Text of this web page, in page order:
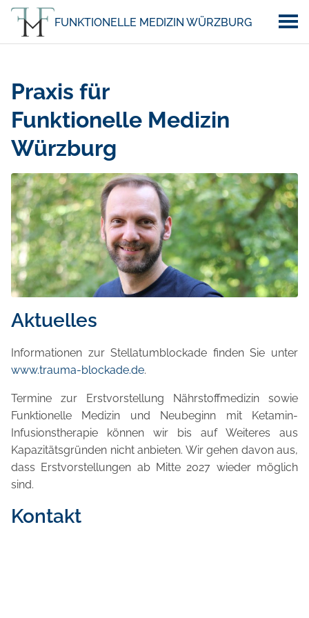
FUNKTIONELLE MEDIZIN WÜRZBURG
Praxis für
Funktionelle Medizin
Würzburg
Aktuelles
Informationen zur Stellatumblockade finden Sie unter
www.trauma-blockade.de.
Termine zur Erstvorstellung Nährstoffmedizin sowie
Funktionelle Medizin und Neubeginn mit Ketamin-
Infusionstherapie können wir bis auf Weiteres aus
Kapazitätsgründen nicht anbieten. Wir gehen davon aus,
dass Erstvorstellungen ab Mitte 2027 wieder möglich
sind.
Kontakt